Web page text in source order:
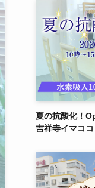
夏の抗酸化！
吉祥寺イマコ